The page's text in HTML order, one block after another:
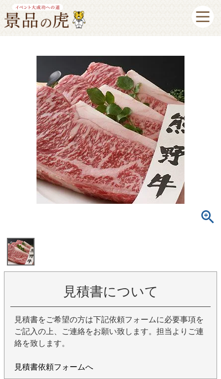
見積書について
見積書をご希望の方は下記依頼フォームに必要事項を
ご記入の上、ご連絡をお願い致します。担当よりご連
絡を致します。
見積書依頼フォームへ